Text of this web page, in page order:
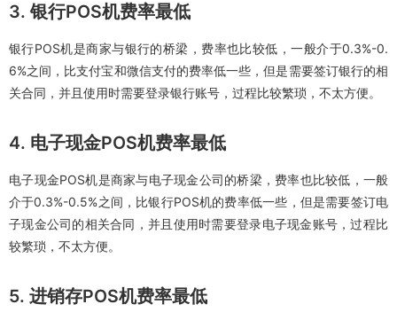
3. 银行POS机费率最低
银行POS机是商家与银行的桥梁，费率也比较低，一般介于0.3%-0.
6%之间，比支付宝和微信支付的费率低一些，但是需要签订银行的相
关合同，并且使用时需要登录银行账号，过程比较繁琐，不太方便。
4. 电子现金POS机费率最低
电子现金POS机是商家与电子现金公司的桥梁，费率也比较低，一般
介于0.3%-0.5%之间，比银行POS机的费率低一些，但是需要签订电
子现金公司的相关合同，并且使用时需要登录电子现金账号，过程比
较繁琐，不太方便。
5. 进销存POS机费率最低